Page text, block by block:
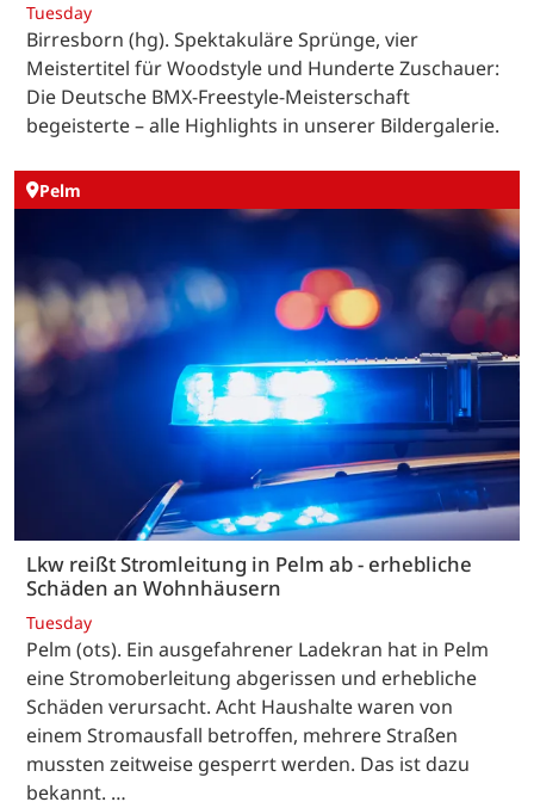
Tuesday
Birresborn (hg). Spektakuläre Sprünge, vier
Meistertitel für Woodstyle und Hunderte Zuschauer:
Die Deutsche BMX-Freestyle-Meisterschaft
begeisterte – alle Highlights in unserer Bildergalerie.
Pelm
Lkw reißt Stromleitung in Pelm ab - erhebliche
Schäden an Wohnhäusern
Tuesday
Pelm (ots). Ein ausgefahrener Ladekran hat in Pelm
eine Stromoberleitung abgerissen und erhebliche
Schäden verursacht. Acht Haushalte waren von
einem Stromausfall betroffen, mehrere Straßen
mussten zeitweise gesperrt werden. Das ist dazu
bekannt. …